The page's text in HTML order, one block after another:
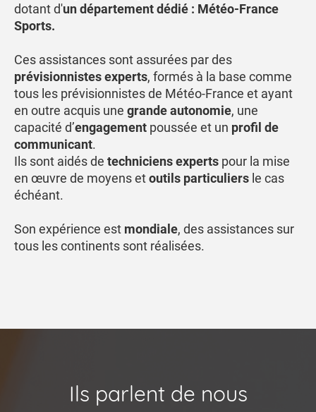
dotant d'un département dédié : Météo-France
Sports.
Ces assistances sont assurées par des
prévisionnistes experts, formés à la base comme
tous les prévisionnistes de Météo-France et ayant
en outre acquis une grande autonomie, une
capacité d’engagement poussée et un profil de
communicant.
Ils sont aidés de techniciens experts pour la mise
en œuvre de moyens etoutils particuliers le cas
échéant.
Son expérience est mondiale, des assistances sur
tous les continents sont réalisées.
Ils parlent de nous